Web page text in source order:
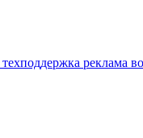
техподдержка реклама